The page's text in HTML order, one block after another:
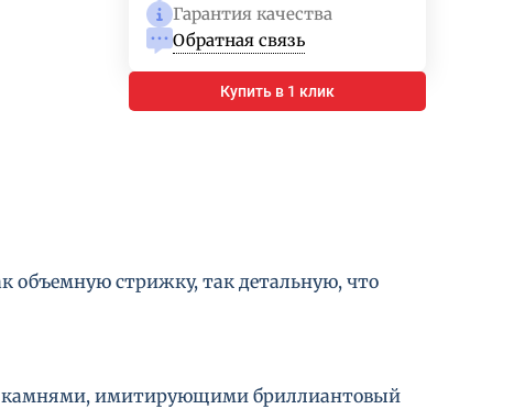
Гарантия качества
Обратная связь
Купить в 1 клик
объемную стрижку, так детальную, что
камнями, имитирующими бриллиантовый